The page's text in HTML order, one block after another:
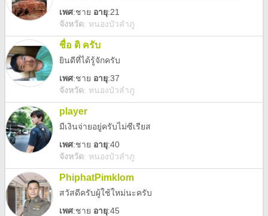
เพศ:ชาย อายุ:21
จังหวัด: หนองบัวลำภู
ชื่อ ติ ครับ
ยินดีที่ได้รู้จักครับ
เพศ:ชาย อายุ:37
จังหวัด: หนองบัวลำภู
player
มีเงินจ่ายอยู่ครับไม่ซีเรียส
เพศ:ชาย อายุ:40
จังหวัด: หนองบัวลำภู
PhiphatPimklom
สวัสดีครับผู้ใช้ใหม่นะครับ
เพศ:ชาย อายุ:45